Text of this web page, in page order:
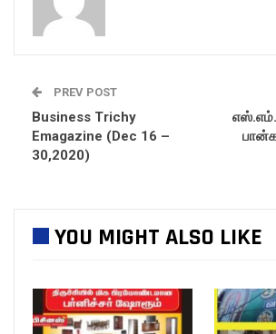
PREV POST
Business Trichy
Emagazine (Dec 16 –
30,2020)
YOU MIGHT ALSO LIKE